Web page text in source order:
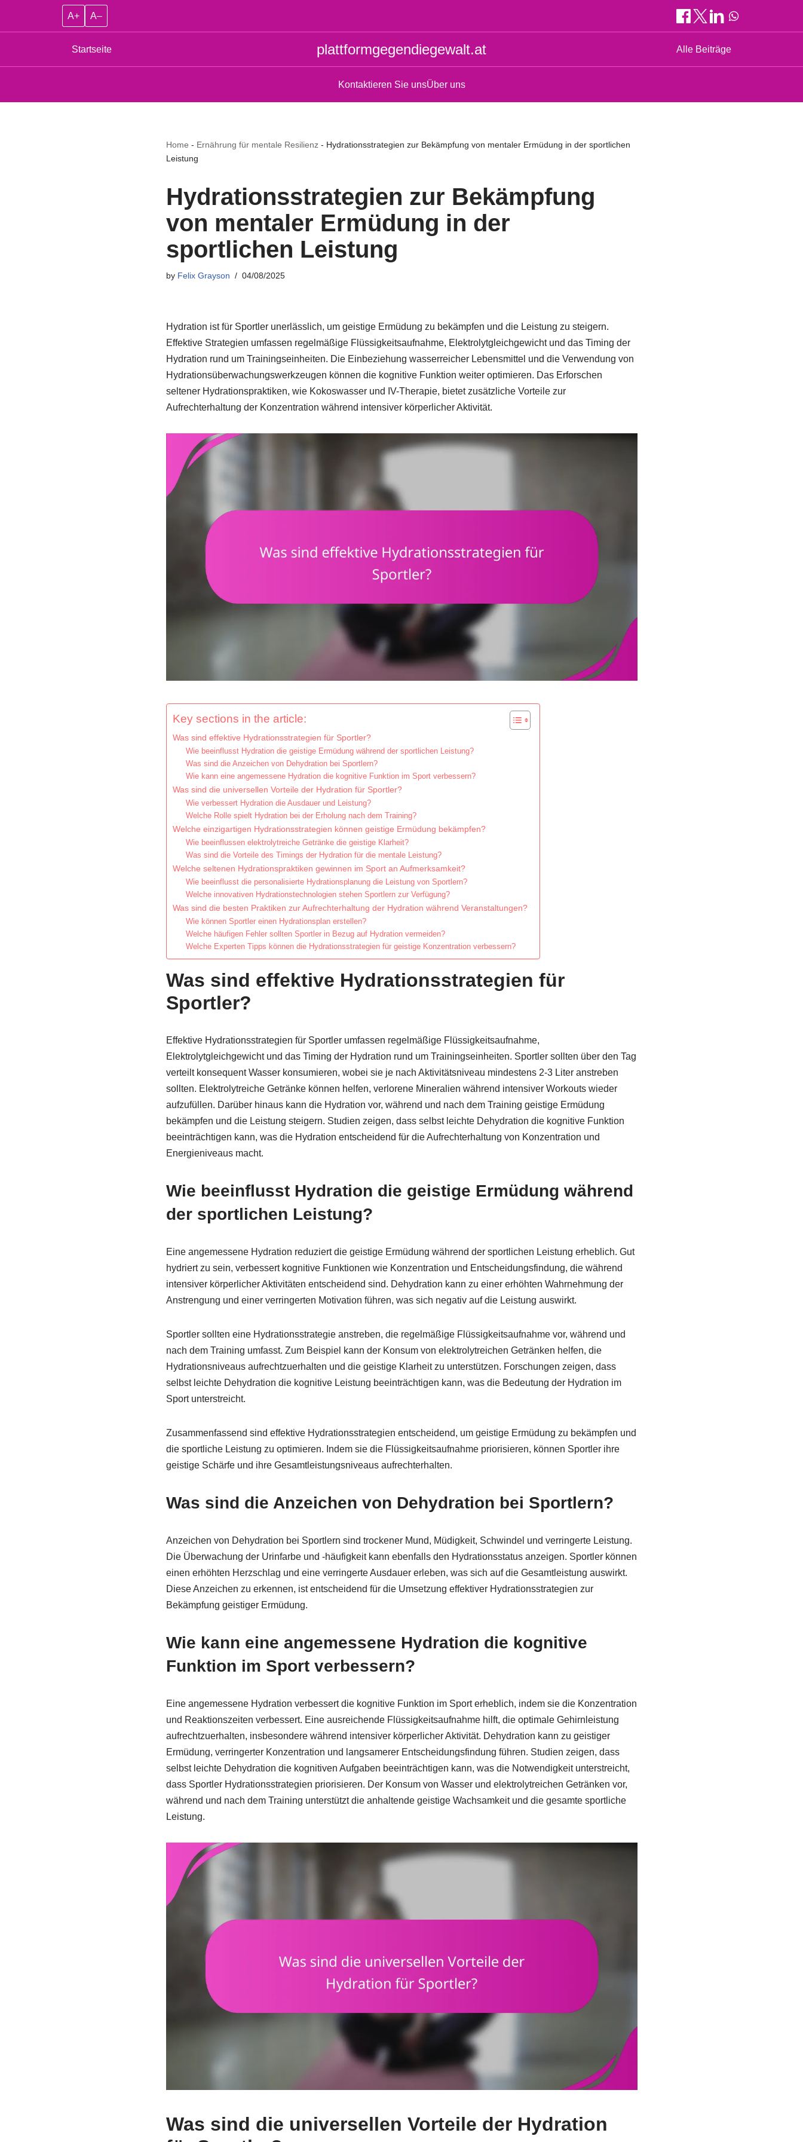
A+ A–
Startseite plattformgegendiegewalt.at Alle Beiträge
Kontaktieren Sie unsÜber uns
Home - Ernährung für mentale Resilienz - Hydrationsstrategien zur Bekämpfung von mentaler Ermüdung in der sportlichen
Leistung
Hydrationsstrategien zur Bekämpfung
von mentaler Ermüdung in der
sportlichen Leistung
by Felix Grayson 04/08/2025
Hydration ist für Sportler unerlässlich, um geistige Ermüdung zu bekämpfen und die Leistung zu steigern.
Effektive Strategien umfassen regelmäßige Flüssigkeitsaufnahme, Elektrolytgleichgewicht und das Timing der
Hydration rund um Trainingseinheiten. Die Einbeziehung wasserreicher Lebensmittel und die Verwendung von
Hydrationsüberwachungswerkzeugen können die kognitive Funktion weiter optimieren. Das Erforschen
seltener Hydrationspraktiken, wie Kokoswasser und IV-Therapie, bietet zusätzliche Vorteile zur
Aufrechterhaltung der Konzentration während intensiver körperlicher Aktivität.
Key sections in the article:
Was sind effektive Hydrationsstrategien für Sportler?
Wie beeinflusst Hydration die geistige Ermüdung während der sportlichen Leistung?
Was sind die Anzeichen von Dehydration bei Sportlern?
Wie kann eine angemessene Hydration die kognitive Funktion im Sport verbessern?
Was sind die universellen Vorteile der Hydration für Sportler?
Wie verbessert Hydration die Ausdauer und Leistung?
Welche Rolle spielt Hydration bei der Erholung nach dem Training?
Welche einzigartigen Hydrationsstrategien können geistige Ermüdung bekämpfen?
Wie beeinflussen elektrolytreiche Getränke die geistige Klarheit?
Was sind die Vorteile des Timings der Hydration für die mentale Leistung?
Welche seltenen Hydrationspraktiken gewinnen im Sport an Aufmerksamkeit?
Wie beeinflusst die personalisierte Hydrationsplanung die Leistung von Sportlern?
Welche innovativen Hydrationstechnologien stehen Sportlern zur Verfügung?
Was sind die besten Praktiken zur Aufrechterhaltung der Hydration während Veranstaltungen?
Wie können Sportler einen Hydrationsplan erstellen?
Welche häufigen Fehler sollten Sportler in Bezug auf Hydration vermeiden?
Welche Experten Tipps können die Hydrationsstrategien für geistige Konzentration verbessern?
Was sind effektive Hydrationsstrategien für
Sportler?
Effektive Hydrationsstrategien für Sportler umfassen regelmäßige Flüssigkeitsaufnahme,
Elektrolytgleichgewicht und das Timing der Hydration rund um Trainingseinheiten. Sportler sollten über den Tag
verteilt konsequent Wasser konsumieren, wobei sie je nach Aktivitätsniveau mindestens 2-3 Liter anstreben
sollten. Elektrolytreiche Getränke können helfen, verlorene Mineralien während intensiver Workouts wieder
aufzufüllen. Darüber hinaus kann die Hydration vor, während und nach dem Training geistige Ermüdung
bekämpfen und die Leistung steigern. Studien zeigen, dass selbst leichte Dehydration die kognitive Funktion
beeinträchtigen kann, was die Hydration entscheidend für die Aufrechterhaltung von Konzentration und
Energieniveaus macht.
Wie beeinflusst Hydration die geistige Ermüdung während
der sportlichen Leistung?
Eine angemessene Hydration reduziert die geistige Ermüdung während der sportlichen Leistung erheblich. Gut
hydriert zu sein, verbessert kognitive Funktionen wie Konzentration und Entscheidungsfindung, die während
intensiver körperlicher Aktivitäten entscheidend sind. Dehydration kann zu einer erhöhten Wahrnehmung der
Anstrengung und einer verringerten Motivation führen, was sich negativ auf die Leistung auswirkt.
Sportler sollten eine Hydrationsstrategie anstreben, die regelmäßige Flüssigkeitsaufnahme vor, während und
nach dem Training umfasst. Zum Beispiel kann der Konsum von elektrolytreichen Getränken helfen, die
Hydrationsniveaus aufrechtzuerhalten und die geistige Klarheit zu unterstützen. Forschungen zeigen, dass
selbst leichte Dehydration die kognitive Leistung beeinträchtigen kann, was die Bedeutung der Hydration im
Sport unterstreicht.
Zusammenfassend sind effektive Hydrationsstrategien entscheidend, um geistige Ermüdung zu bekämpfen und
die sportliche Leistung zu optimieren. Indem sie die Flüssigkeitsaufnahme priorisieren, können Sportler ihre
geistige Schärfe und ihre Gesamtleistungsniveaus aufrechterhalten.
Was sind die Anzeichen von Dehydration bei Sportlern?
Anzeichen von Dehydration bei Sportlern sind trockener Mund, Müdigkeit, Schwindel und verringerte Leistung.
Die Überwachung der Urinfarbe und -häufigkeit kann ebenfalls den Hydrationsstatus anzeigen. Sportler können
einen erhöhten Herzschlag und eine verringerte Ausdauer erleben, was sich auf die Gesamtleistung auswirkt.
Diese Anzeichen zu erkennen, ist entscheidend für die Umsetzung effektiver Hydrationsstrategien zur
Bekämpfung geistiger Ermüdung.
Wie kann eine angemessene Hydration die kognitive
Funktion im Sport verbessern?
Eine angemessene Hydration verbessert die kognitive Funktion im Sport erheblich, indem sie die Konzentration
und Reaktionszeiten verbessert. Eine ausreichende Flüssigkeitsaufnahme hilft, die optimale Gehirnleistung
aufrechtzuerhalten, insbesondere während intensiver körperlicher Aktivität. Dehydration kann zu geistiger
Ermüdung, verringerter Konzentration und langsamerer Entscheidungsfindung führen. Studien zeigen, dass
selbst leichte Dehydration die kognitiven Aufgaben beeinträchtigen kann, was die Notwendigkeit unterstreicht,
dass Sportler Hydrationsstrategien priorisieren. Der Konsum von Wasser und elektrolytreichen Getränken vor,
während und nach dem Training unterstützt die anhaltende geistige Wachsamkeit und die gesamte sportliche
Leistung.
Was sind die universellen Vorteile der Hydration